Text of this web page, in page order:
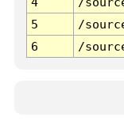
5
/
6
/